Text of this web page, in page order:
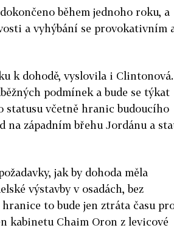
během jednoho roku, a
a vyhýbání se provokativním
k dohodě, vyslovila i Clintonová.
podmínek a bude se týkat
statusu včetně hranic budoucího
na západním břehu Jordánu a
jak by dohoda měla
výstavby v osadách, bez
to bude jen ztráta času
kabinetu Chaim Oron z levicové